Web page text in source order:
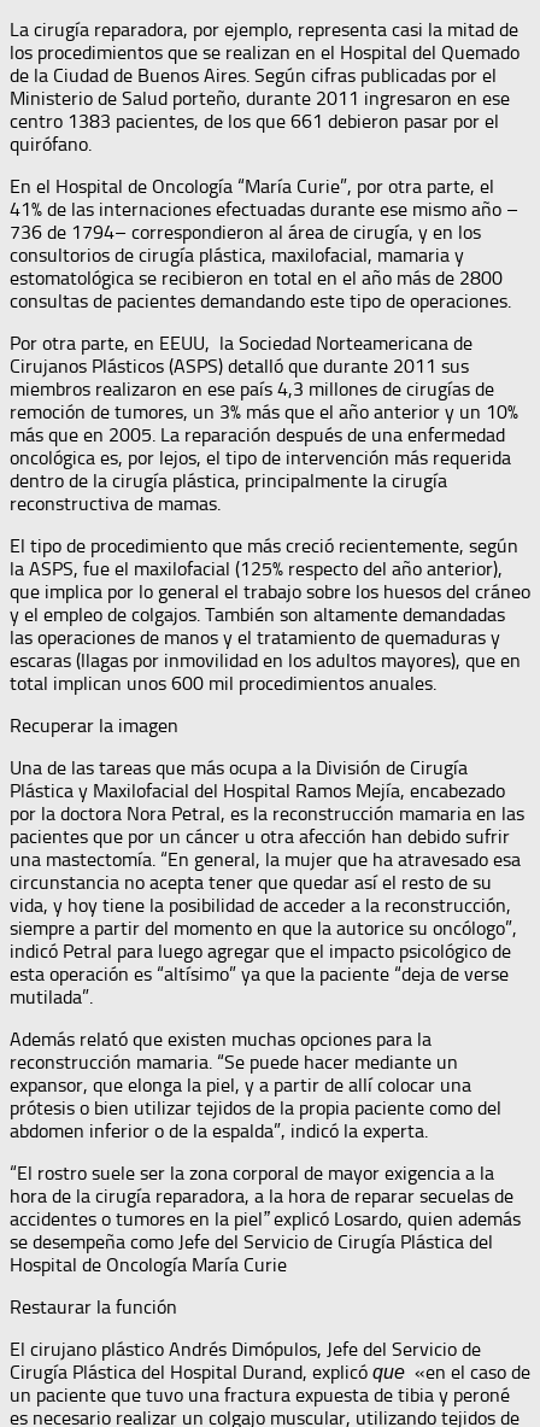
La cirugía reparadora, por ejemplo, representa casi la mitad de
los procedimientos que se realizan en el Hospital del Quemado
de la Ciudad de Buenos Aires. Según cifras publicadas por el
Ministerio de Salud porteño, durante 2011 ingresaron en ese
centro 1383 pacientes, de los que 661 debieron pasar por el
quirófano.
En el Hospital de Oncología “María Curie”, por otra parte, el
41% de las internaciones efectuadas durante ese mismo año –
736 de 1794– correspondieron al área de cirugía, y en los
consultorios de cirugía plástica, maxilofacial, mamaria y
estomatológica se recibieron en total en el año más de 2800
consultas de pacientes demandando este tipo de operaciones.
Por otra parte, en EEUU, la Sociedad Norteamericana de
Cirujanos Plásticos (ASPS) detalló que durante 2011 sus
miembros realizaron en ese país 4,3 millones de cirugías de
remoción de tumores, un 3% más que el año anterior y un 10%
más que en 2005. La reparación después de una enfermedad
oncológica es, por lejos, el tipo de intervención más requerida
dentro de la cirugía plástica, principalmente la cirugía
reconstructiva de mamas.
El tipo de procedimiento que más creció recientemente, según
la ASPS, fue el maxilofacial (125% respecto del año anterior),
que implica por lo general el trabajo sobre los huesos del cráneo
y el empleo de colgajos. También son altamente demandadas
las operaciones de manos y el tratamiento de quemaduras y
escaras (llagas por inmovilidad en los adultos mayores), que en
total implican unos 600 mil procedimientos anuales.
Recuperar la imagen
Una de las tareas que más ocupa a la División de Cirugía
Plástica y Maxilofacial del Hospital Ramos Mejía, encabezado
por la doctora Nora Petral, es la reconstrucción mamaria en las
pacientes que por un cáncer u otra afección han debido sufrir
una mastectomía. “En general, la mujer que ha atravesado esa
circunstancia no acepta tener que quedar así el resto de su
vida, y hoy tiene la posibilidad de acceder a la reconstrucción,
siempre a partir del momento en que la autorice su oncólogo”,
indicó Petral para luego agregar que el impacto psicológico de
esta operación es “altísimo” ya que la paciente “deja de verse
mutilada”.
Además relató que existen muchas opciones para la
reconstrucción mamaria. “Se puede hacer mediante un
expansor, que elonga la piel, y a partir de allí colocar una
prótesis o bien utilizar tejidos de la propia paciente como del
abdomen inferior o de la espalda”, indicó la experta.
“El rostro suele ser la zona corporal de mayor exigencia a la
hora de la cirugía reparadora, a la hora de reparar secuelas de
accidentes o tumores en la piel”explicó Losardo, quien además
se desempeña como Jefe del Servicio de Cirugía Plástica del
Hospital de Oncología María Curie
Restaurar la función
El cirujano plástico Andrés Dimópulos, Jefe del Servicio de
Cirugía Plástica del Hospital Durand, explicó que «en el caso de
un paciente que tuvo una fractura expuesta de tibia y peroné
es necesario realizar un colgajo muscular, utilizando tejidos de